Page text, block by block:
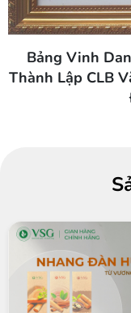
Bảng Vinh
Thành Lập CLB